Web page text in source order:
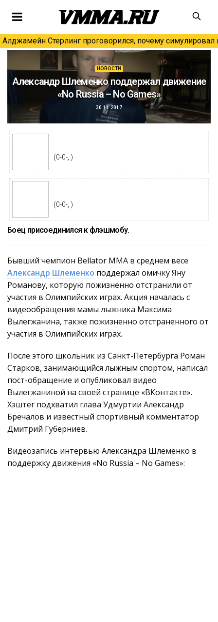
Алджамейн Стерлинг проговорился, почему симулировал
НОВОСТИ
Александр Шлеменко поддержал движение
«No Russia – No Games»
30.11.2017
(0-0-, )
(0-0-, )
Боец присоединился к флэшмобу.
Бывший чемпион Bellator MMA в среднем весе
Александр Шлеменко поддержал омичку Яну
Романову, которую пожизненно отстранили от
участия в Олимпийских играх. Акция началась с
видеообращения мамы лыжника Максима
Вылегжанина, также пожизненно отстраненного от
участия в Олимпийских играх.
После этого школьник из Санкт-Петербурга Роман
Старков, занимающийся лыжным спортом, написал
пост-обращение и опубликовал видео
Вылегжаниной на своей странице «ВКонтакте».
Хэштег подхватил глава Удмуртии Александр
Бречалов и известный спортивный комментатор
Дмитрий Губерниев.
Видеозапись интервью Александра Шлеменко в
поддержку движения «No Russia – No Games»: